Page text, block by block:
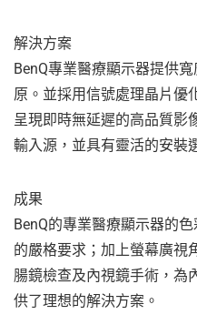
解決方案
BenQ專業醫療顯示器提供
原。並採用信號處理晶片優
呈現即時無延遲的高品質影
輸入源，並具有靈活的安裝
成果
BenQ的專業醫療顯示器的
的嚴格要求；加上螢幕廣視
腸鏡檢查及內視鏡手術，為
供了理想的解決方案。